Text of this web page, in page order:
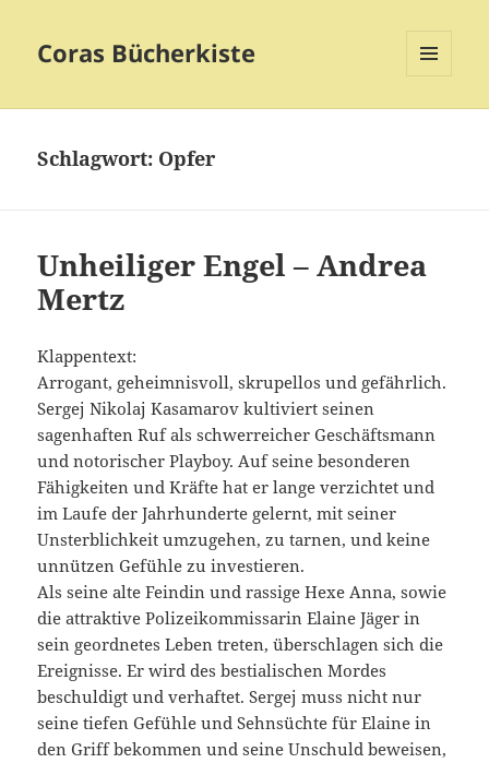
Coras Bücherkiste
Schlagwort: Opfer
Unheiliger Engel – Andrea
Mertz
Klappentext:
Arrogant, geheimnisvoll, skrupellos und gefährlich.
Sergej Nikolaj Kasamarov kultiviert seinen
sagenhaften Ruf als schwerreicher Geschäftsmann
und notorischer Playboy. Auf seine besonderen
Fähigkeiten und Kräfte hat er lange verzichtet und
im Laufe der Jahrhunderte gelernt, mit seiner
Unsterblichkeit umzugehen, zu tarnen, und keine
unnützen Gefühle zu investieren.
Als seine alte Feindin und rassige Hexe Anna, sowie
die attraktive Polizeikommissarin Elaine Jäger in
sein geordnetes Leben treten, überschlagen sich die
Ereignisse. Er wird des bestialischen Mordes
beschuldigt und verhaftet. Sergej muss nicht nur
seine tiefen Gefühle und Sehnsüchte für Elaine in
den Griff bekommen und seine Unschuld beweisen,